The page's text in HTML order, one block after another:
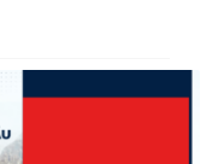
GIỮA VIỆT NAM VÀ CÁC